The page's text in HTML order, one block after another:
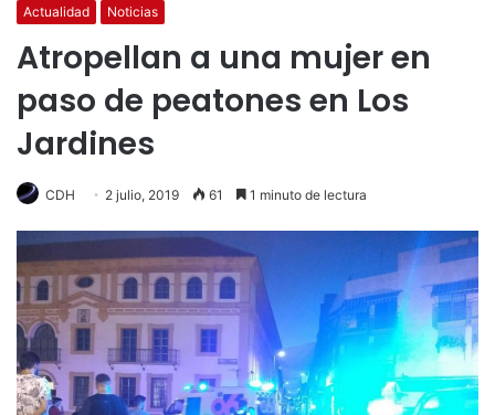
Actualidad Noticias
Atropellan a una mujer en
paso de peatones en Los
Jardines
CDH 2 julio, 2019 61 1 minuto de lectura